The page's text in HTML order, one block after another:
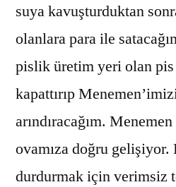
suya kavuşturduktan
olanlara para ile
pislik üretim yeri olan pis
kapattırıp
arındıracağım.
ovamıza doğru
durdurmak için verimsiz